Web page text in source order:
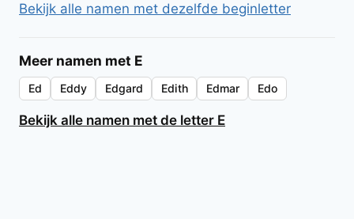
Bekijk alle namen met dezelfde beginletter
Meer namen met E
Ed Eddy Edgard Edith Edmar Edo
Bekijk alle namen met de letter E